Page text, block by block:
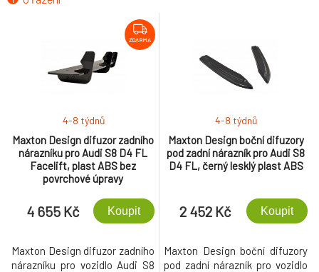
ZDARMA
Maxton Design difuzor zadního
nárazníku pro Audi S8 D4 FL
Facelift, plast ABS bez
povrchové úpravy
4-8 týdnů
4 655 Kč Koupit
Maxton Design difuzor zadního
nárazníku pro vozidlo Audi S8
Maxton Design boční difuzory
pod zadní nárazník pro Audi S8
D4 FL, černý lesklý plast ABS
4-8 týdnů
2 452 Kč Koupit
Maxton Design boční difuzory
pod zadní nárazník pro vozidlo